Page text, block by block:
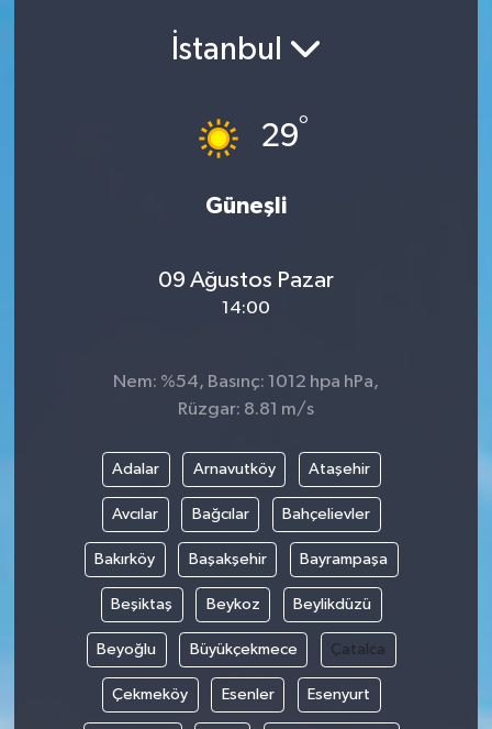
İstanbul
29°
Güneşli
09 Ağustos Pazar
14:00
Nem: %54, Basınç: 1012 hpa hPa,
Rüzgar: 8.81 m/s
Adalar Arnavutköy Ataşehir
Avcılar Bağcılar Bahçelievler
Bakırköy Başakşehir Bayrampaşa
Beşiktaş Beykoz Beylikdüzü
Beyoğlu Büyükçekmece Çatalca
Çekmeköy Esenler Esenyurt